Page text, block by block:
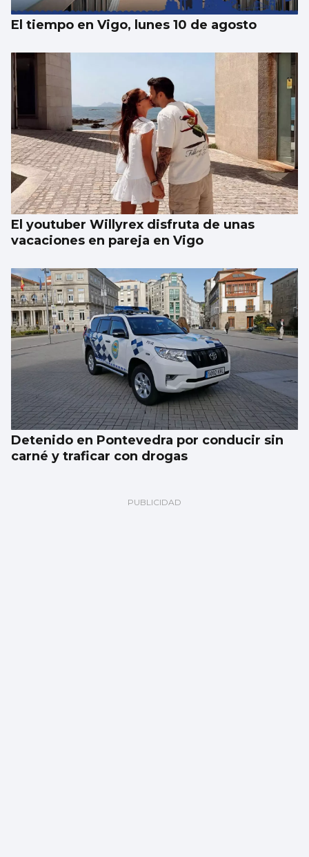
El tiempo en Vigo, lunes 10 de agosto
El youtuber Willyrex disfruta de unas
vacaciones en pareja en Vigo
Detenido en Pontevedra por conducir sin
carné y traficar con drogas